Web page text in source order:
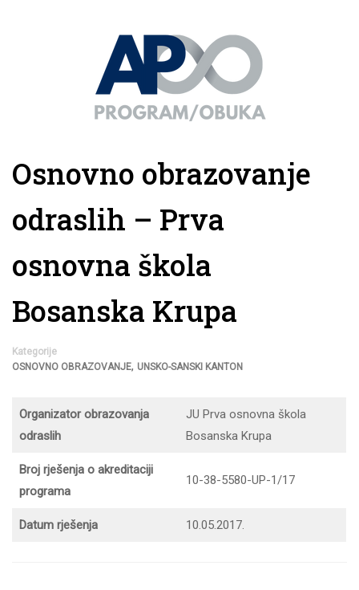
Osnovno obrazovanje
odraslih – Prva
osnovna škola
Bosanska Krupa
Kategorije
OSNOVNO OBRAZOVANJE, UNSKO-SANSKI KANTON
Organizator obrazovanja
odraslih
JU Prva osnovna škola
Bosanska Krupa
Broj rješenja o akreditaciji
programa
10-38-5580-UP-1/17
Datum rješenja 10.05.2017.